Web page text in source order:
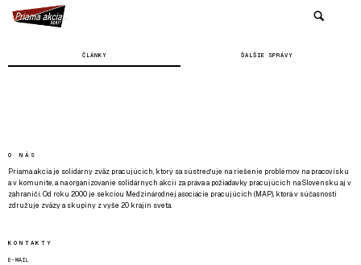
ČLÁNKY ĎALŠIE SPRÁVY
O NÁS
Priama akcia je solidárny zväz pracujúcich, ktorý sa sústreďuje na riešenie problémov na pracovisku
a v komunite, a na organizovanie solidárnych akcií za práva a požiadavky pracujúcich na Slovensku aj v
zahraničí. Od roku 2000 je sekciou Medzinárodnej asociácie pracujúcich (MAP), ktorá v súčasnosti
združuje zväzy a skupiny z vyše 20 krajín sveta.
KONTAKTY
E-MAIL